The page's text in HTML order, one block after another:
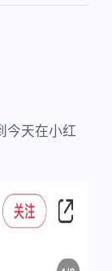
今天在小红